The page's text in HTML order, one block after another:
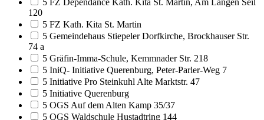
120
5 FZ Kath. Kita St. Martin
5 Gemeindehaus Stiepeler Dorfkirche, Brockhauser Str.
74 a
5 Gräfin-Imma-Schule, Kemmnader Str. 218
5 IniQ- Initiative Querenburg, Peter-Parler-Weg 7
5 Initiative Pro Steinkuhl Alte Marktstr. 47
5 Initiative Querenburg
5 OGS Auf dem Alten Kamp 35/37
5 OGS Waldschule Hustadtring 144